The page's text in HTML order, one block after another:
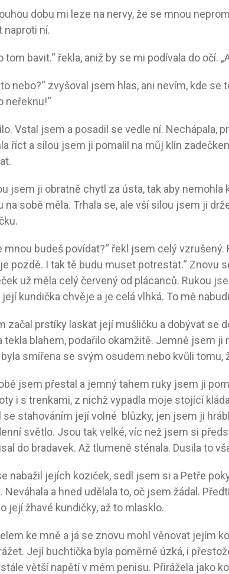
dobu mi leze na nervy, že se mnou
naproti ní.
tom bavit.“ řekla, aniž by se mi podívala do očí.
nebo?“ zvyšoval jsem hlas, ani nevím, kde se
neřeknu!“
Vstal jsem a posadil se vedle ní. Nechápala,
říct a silou jsem ji pomalil na můj klín
jsem ji obratně chytl za ústa, tak aby nemohla
na sobě měla. Trhala se, ale vší silou jsem ji
mnou budeš povídat?“ řekl jsem celý vzrušený.
je pozdě. I tak tě budu muset potrestat.“ Znovu
už měla celý červený od plácanců. Rukou
kundička chvěje a je celá vlhká. To mě
začal prstíky laskat její mušličku a dobývat se
tekla blahem, podařilo okamžitě. Jemně jsem ji
smířena se svým osudem nebo kvůli tomu,
jsem přestal a jemný tahem ruky jsem ji
i s trenkami, z nichž vypadla moje stojící
se stahováním její volné blůzky, jen jsem ji
světlo. Jsou tak velké, víc než jsem si
do bradavek. Až tlumeně sténala. Dusila to
nabažil jejích koziček, sedl jsem si a Petře
Neváhala a hned udělala to, oč jsem žádal.
její žhavé kundičky, až to mlasklo.
ke mně a já se znovu mohl věnovat jejím
Její buchtička byla poměrně úzká, i
větší napětí v mém penisu. Přirážela jako